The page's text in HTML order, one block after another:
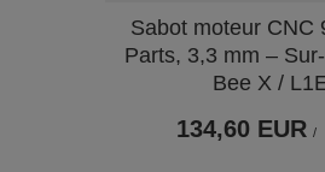
Sabot moteur CNC
Parts, 3,3 mm –
Bee X /
134,60 EUR /